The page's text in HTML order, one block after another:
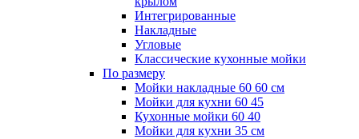
Интегрированные
Накладные
Угловые
Классические кухонные мойки
По размеру
Мойки накладные 60 60 см
Мойки для кухни 60 45
Кухонные мойки 60 40
Мойки для кухни 35 см